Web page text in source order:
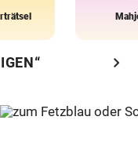
chevron_right